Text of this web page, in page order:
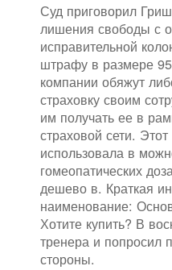
Суд приговорил
лишения свободы с
исправительной
штрафу в размере
компании обяжут
страховку своим
им получать ее в
страховой сети.
использовала в
гомеопатических
дешево в. Краткая
наименование:
Хотите купить? В
тренера и попросил
стороны.